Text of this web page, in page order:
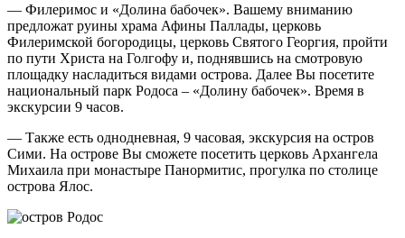
— Филеримос и «Долина бабочек». Вашему вниманию
предложат руины храма Афины Паллады, церковь
Филеримской богородицы, церковь Святого Георгия, пройти
по пути Христа на Голгофу и, поднявшись на смотровую
площадку насладиться видами острова. Далее Вы посетите
национальный парк Родоса – «Долину бабочек». Время в
экскурсии 9 часов.
— Также есть однодневная, 9 часовая, экскурсия на остров
Сими. На острове Вы сможете посетить церковь Архангела
Михаила при монастыре Панормитис, прогулка по столице
острова Ялос.